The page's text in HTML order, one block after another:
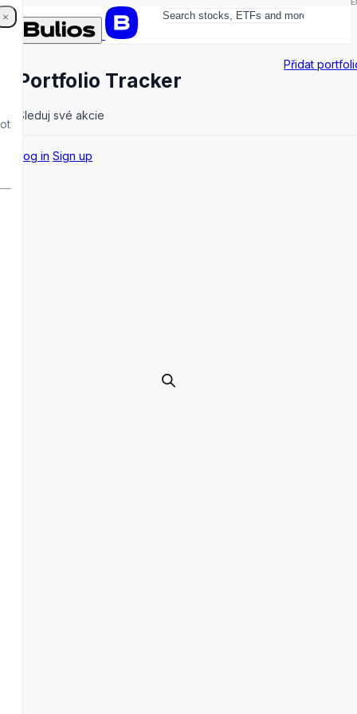
Portfolio Tracker
Sleduj své akcie
Přidat
Log in Sign up